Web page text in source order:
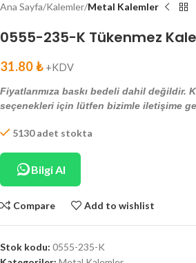
Ana Sayfa Kalemler Metal Kalemler
0555-235-K Tükenmez
31.80₺ +KDV
Fiyatlarımıza baskı bedeli dahil değildir.
seçenekleri için lütfen bizimle iletişime
5130 adet stokta
Bilgi Al
Compare Add to wishlist
Stok kodu: 0555-235-K